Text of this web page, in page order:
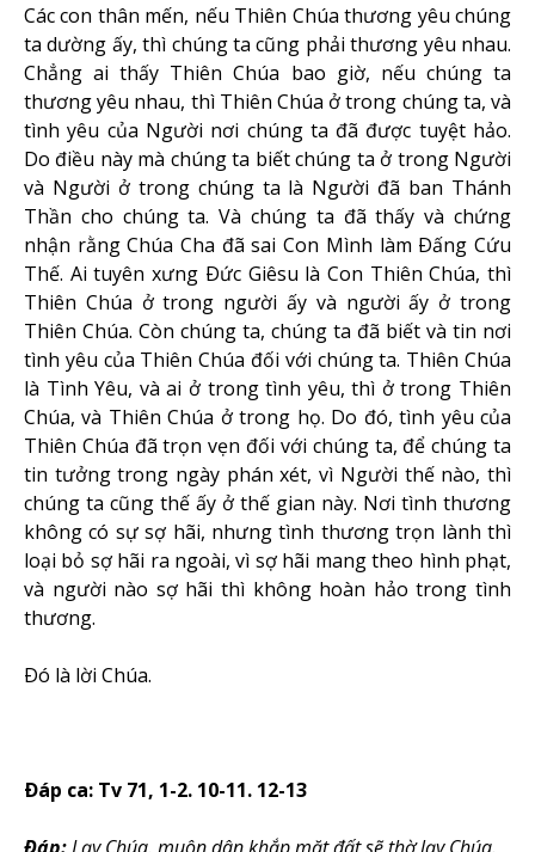
Các con thân mến, nếu Thiên Chúa thương yêu chúng
ta dường ấy, thì chúng ta cũng phải thương yêu nhau.
Chẳng ai thấy Thiên Chúa bao giờ, nếu chúng ta
thương yêu nhau, thì Thiên Chúa ở trong chúng ta, và
tình yêu của Người nơi chúng ta đã được tuyệt hảo.
Do điều này mà chúng ta biết chúng ta ở trong Người
và Người ở trong chúng ta là Người đã ban Thánh
Thần cho chúng ta. Và chúng ta đã thấy và chứng
nhận rằng Chúa Cha đã sai Con Mình làm Ðấng Cứu
Thế. Ai tuyên xưng Ðức Giêsu là Con Thiên Chúa, thì
Thiên Chúa ở trong người ấy và người ấy ở trong
Thiên Chúa. Còn chúng ta, chúng ta đã biết và tin nơi
tình yêu của Thiên Chúa đối với chúng ta. Thiên Chúa
là Tình Yêu, và ai ở trong tình yêu, thì ở trong Thiên
Chúa, và Thiên Chúa ở trong họ. Do đó, tình yêu của
Thiên Chúa đã trọn vẹn đối với chúng ta, để chúng ta
tin tưởng trong ngày phán xét, vì Người thế nào, thì
chúng ta cũng thế ấy ở thế gian này. Nơi tình thương
không có sự sợ hãi, nhưng tình thương trọn lành thì
loại bỏ sợ hãi ra ngoài, vì sợ hãi mang theo hình phạt,
và người nào sợ hãi thì không hoàn hảo trong tình
thương.
Ðó là lời Chúa.
Ðáp ca: Tv 71, 1-2. 10-11. 12-13